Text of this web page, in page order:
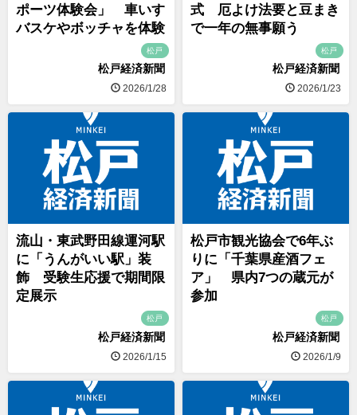
ポーツ体験会」 車いす
バスケやボッチャを体験
松戸
松戸経済新聞
2026/1/28
式 厄よけ法要と豆まき
で一年の無事願う
松戸
松戸経済新聞
2026/1/23
流山・東武野田線運河駅
に「うんがいい駅」装
飾 受験生応援で期間限
定展示
松戸
松戸経済新聞
2026/1/15
松戸市観光協会で6年ぶ
りに「千葉県産酒フェ
ア」 県内7つの蔵元が
参加
松戸
松戸経済新聞
2026/1/9